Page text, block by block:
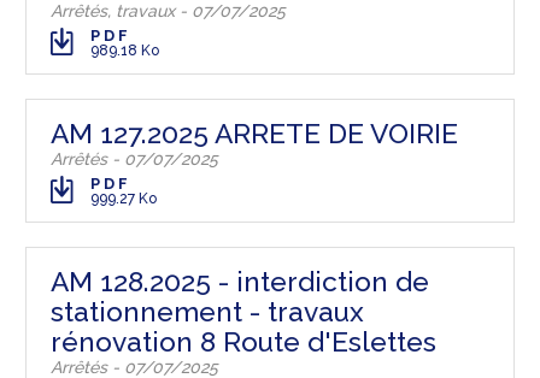
Arrêtés, travaux - 07/07/2025
PDF
989.18 Ko
AM 127.2025 ARRETE DE VOIRIE
Arrêtés - 07/07/2025
PDF
999.27 Ko
AM 128.2025 - interdiction de
stationnement - travaux
rénovation 8 Route d'Eslettes
Arrêtés - 07/07/2025